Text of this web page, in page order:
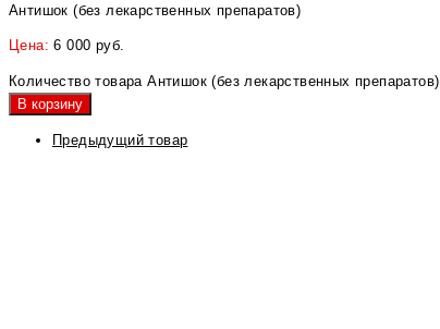
Антишок (без лекарственных препаратов)
Цена:6 000 руб.
Количество товара Антишок (без лекарственных препаратов)
В корзину
Предыдущий товар